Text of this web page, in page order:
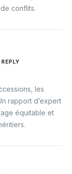
conflits.
REPLY
les
rapport d’expert
équitable et